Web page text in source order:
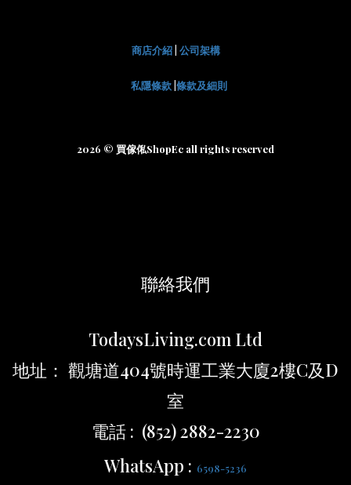
商店介紹| 公司架構
私隱條款 條款及細則
2026 © 買傢俬ShopEc all rights reserved
聯絡我們
TodaysLiving.com Ltd
地址： 觀塘道404號時運工業大廈2樓C及D
室
電話 : (852) 2882-2230
WhatsApp : 6598-5236